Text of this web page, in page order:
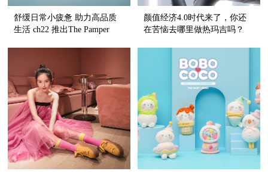
舒缓日常小疲惫 助力高品质
生活 ch22 推出The Pamper
颜值经济4.0时代来了，你还
在苦恼去哪里做热玛吉吗？